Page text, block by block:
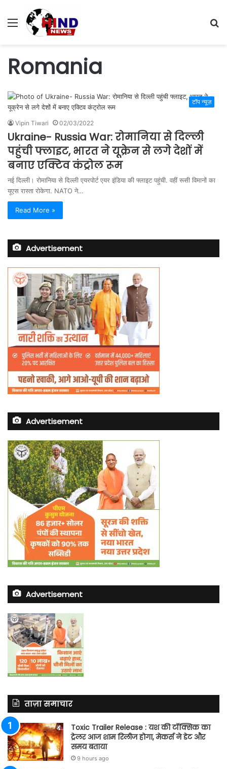
Menu
Romania
टॉप न्यूज़
Vipin Tiwari 02/03/2022
Ukraine- Russia War: रोमानिया से दिल्ली
पहुंची फ्लाइट, भारत ने यूक्रेन से लगे देशों में
बनाए एक्टिव कंट्रोल रूम
नई दिल्ली। रोमानिया से दिल्ली एयरपोर्ट एयर इंडिया की फ्लाइट पहुंची. वहीं रूसी विमानों का
यूएस रास्ता रोकेगा. NATO ने…
Read More »
Advertisement
Advertisement
Advertisement
ताज़ा समाचार
Toxic Trailer Release : यश की टॉक्सिक का
ट्रेलर आज शाम रिलीज होगा, मेकर्स ने डेट और
समय बताया
9 hours ago